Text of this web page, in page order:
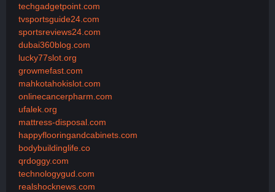
techgadgetpoint.com
tvsportsguide24.com
sportsreviews24.com
dubai360blog.com
lucky77slot.org
growmefast.com
mahkotahokislot.com
onlinecancerpharm.com
ufalek.org
mattress-disposal.com
happyflooringandcabinets.com
bodybuildinglife.co
qrdoggy.com
technologygud.com
realshocknews.com